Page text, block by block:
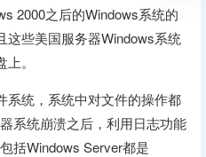
2000之后的Windows系统的
这些美国服务器Windows系统
。
系统，系统中对文件的操作都
系统崩溃之后，利用日志功能
括Windows Server都是